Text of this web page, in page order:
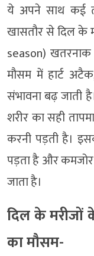
ये अपने साथ कई
खासतौर से दिल के
season) खतरनाक
मौसम में हार्ट
संभावना बढ़ जाती
शरीर का सही
करनी पड़ती है।
पड़ता है और कमजोर
जाता है।
दिल के मरीजों
का मौसम-